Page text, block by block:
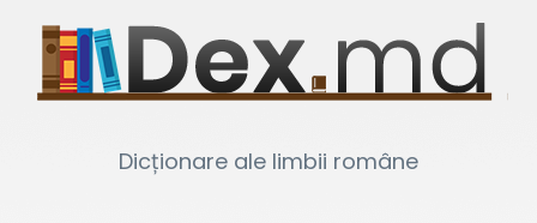
Dicționare ale limbii române